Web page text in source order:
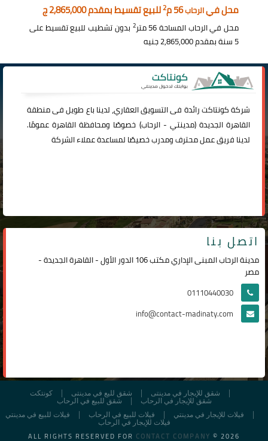
محل فيالرحاب56 م 2للبيع تقسيط بمقدم 2,865,000 ج
محل في الرحاب المساحة 56 متر 2 بدون تشطيب للبيع تقسيط على
5 سنة بمقدم 2,865,000 جنيه
شركةكونتاكترائدة فى التسويق العقاري، لدينا باع طويل فى منطقة
القاهرة الجديدة (مدينتي -الرحاب) خصوصًا ومحافظة القاهرة عمومًا.
لدينا فريق عمل محترف ومدرب خصيصًا لمساعدة عملاء الشركة
اتصل بنا
مدينة الرحاب المبنى الإداري مكتب 106 الدور الأول - القاهرة الجديدة -
مصر
01110440030
info@contact-madinaty.com
كونتكت شقق لليع في مدينتى
شقق للإيجار في مدينتى
شقق للبيع في الرحاب
شقق للإيجار في الرحاب
فيلات للبيع في مدينتي
فيلات للبيع في الرحاب
فيلات للإيجار في مدينتي
فيلات للإيجار في الرحاب
ALL RIGHTS RESERVED FOR CONTACT COMPANY © 2026